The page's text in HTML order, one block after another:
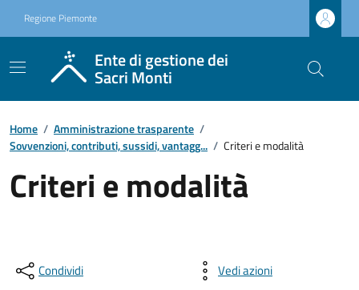
Regione Piemonte
Ente di gestione dei
Sacri Monti
Home / Amministrazione trasparente /
Sovvenzioni, contributi, sussidi, vantagg... / Criteri e modalità
Criteri e modalità
Condividi Vedi azioni